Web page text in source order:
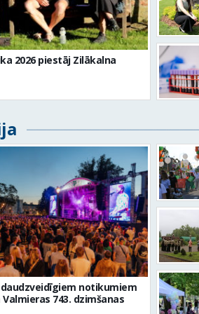
2026 piestāj Zilākalna
daudzveidīgiem notikumiem
743. dzimšanas